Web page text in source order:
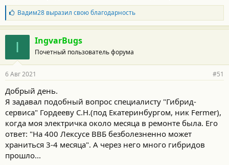
Б
л
а
г
о
д
а
н
о
с
т
и
Вадим28выразил свою благодарность
I IngvarBugs
Почетный пользователь форума
6 Авг 2021 #51
Добрый день.
Я задавал подобный вопрос специалисту "Гибрид-
сервиса" Гордееву С.Н.(под Екатеринбургом, ник Fermer),
когда моя электричка около месяца в ремонте была. Его
ответ: "На 400 Лексусе ВВБ безболезненно может
храниться 3-4 месяца". А через него много гибридов
прошло...